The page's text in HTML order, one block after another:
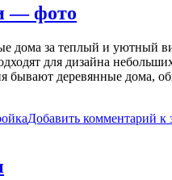
— фото
за теплый и уютный
для дизайна
бывают деревянные дома,
Добавить комментарий к